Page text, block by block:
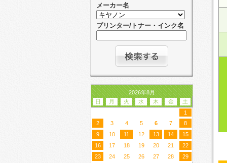
メーカー名
プリンター/トナー・インク名
2026年8月
日
月 火 水 木 金
土
1
2
3 4 5 6 7
8
9
10 11 12 13 14
15
16
17 18 19 20 21
22
23
24 25 26 27 28
29